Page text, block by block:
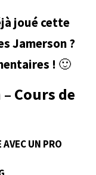
joué cette
Jamerson ?
! 🙂
Cours de
UN PRO